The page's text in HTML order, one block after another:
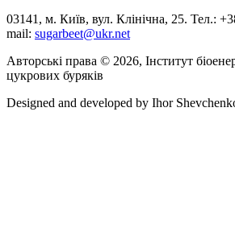
03141, м. Київ, вул. Клінічна, 25. Тел.:
mail: sugarbeet@ukr.net
Авторські права © 2026, Інститут
цукрових буряків
Designed and developed by Ihor